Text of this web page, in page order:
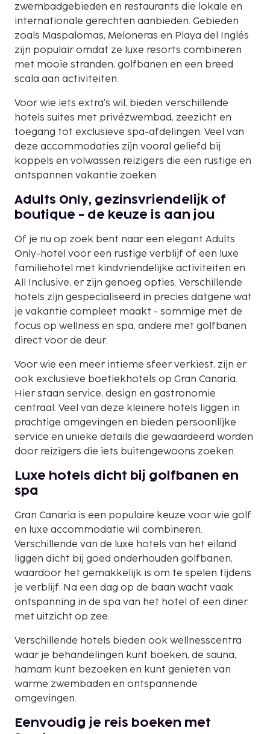
zwembadgebieden en restaurants die lokale en
internationale gerechten aanbieden. Gebieden
zoals Maspalomas, Meloneras en Playa del Inglés
zijn populair omdat ze luxe resorts combineren
met mooie stranden, golfbanen en een breed
scala aan activiteiten.
Voor wie iets extra's wil, bieden verschillende
hotels suites met privézwembad, zeezicht en
toegang tot exclusieve spa-afdelingen. Veel van
deze accommodaties zijn vooral geliefd bij
koppels en volwassen reizigers die een rustige en
ontspannen vakantie zoeken.
Adults Only, gezinsvriendelijk of
boutique - de keuze is aan jou
Of je nu op zoek bent naar een elegant Adults
Only-hotel voor een rustige verblijf of een luxe
familiehotel met kindvriendelijke activiteiten en
All Inclusive, er zijn genoeg opties. Verschillende
hotels zijn gespecialiseerd in precies datgene wat
je vakantie compleet maakt - sommige met de
focus op wellness en spa, andere met golfbanen
direct voor de deur.
Voor wie een meer intieme sfeer verkiest, zijn er
ook exclusieve boetiekhotels op Gran Canaria.
Hier staan service, design en gastronomie
centraal. Veel van deze kleinere hotels liggen in
prachtige omgevingen en bieden persoonlijke
service en unieke details die gewaardeerd worden
door reizigers die iets buitengewoons zoeken.
Luxe hotels dicht bij golfbanen en
spa
Gran Canaria is een populaire keuze voor wie golf
en luxe accommodatie wil combineren.
Verschillende van de luxe hotels van het eiland
liggen dicht bij goed onderhouden golfbanen,
waardoor het gemakkelijk is om te spelen tijdens
je verblijf. Na een dag op de baan wacht vaak
ontspanning in de spa van het hotel of een diner
met uitzicht op zee.
Verschillende hotels bieden ook wellnesscentra
waar je behandelingen kunt boeken, de sauna,
hamam kunt bezoeken en kunt genieten van
warme zwembaden en ontspannende
omgevingen.
Eenvoudig je reis boeken met